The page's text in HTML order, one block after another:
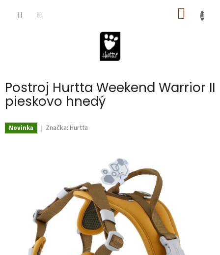
KOŠÍK
Postroj Hurtta Weekend Warrior II
pieskovo hnedý
Novinka Značka: Hurtta